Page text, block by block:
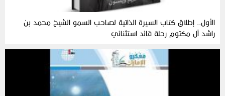
الأول.. إطلاق كتاب السيرة الذاتية لصاحب السمو الشيخ محمد بن
راشد آل مكتوم رحلة قائد استثنائي